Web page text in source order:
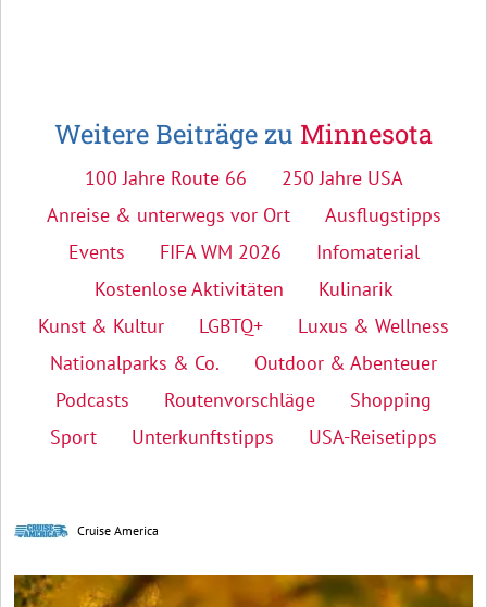
Weitere Beiträge zu Minnesota
100 Jahre Route 66
250 Jahre USA
Anreise & unterwegs vor Ort
Ausflugstipps
Events
FIFA WM 2026
Infomaterial
Kostenlose Aktivitäten
Kulinarik
Kunst & Kultur
LGBTQ+
Luxus & Wellness
Nationalparks & Co.
Outdoor & Abenteuer
Podcasts
Routenvorschläge
Shopping
Sport
Unterkunftstipps USA-Reisetipps
Cruise America